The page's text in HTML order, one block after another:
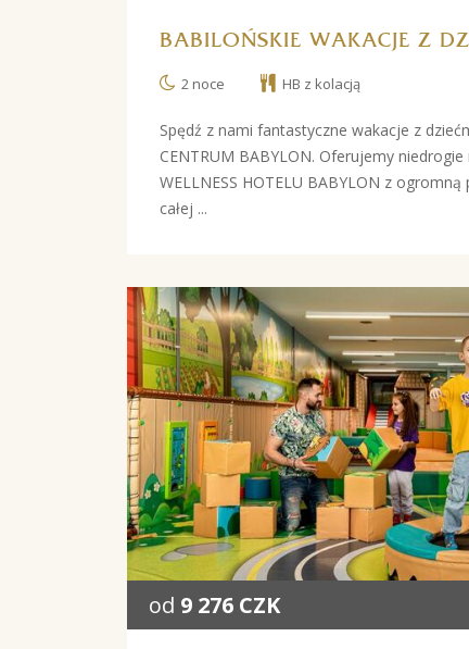
BABILOŃSKIE WAKACJE Z
2 noce HB z kolacją
Spędź z nami fantastyczne wakacje z
CENTRUM BABYLON. Oferujemy
WELLNESS HOTELU BABYLON z
całej ...
od 9 276 CZK